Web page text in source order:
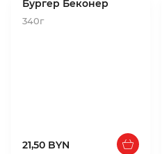
Бургер Беконер
340г
21,50 BYN